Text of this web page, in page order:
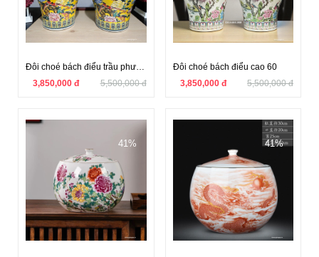
Đôi choé bách điểu trầu phượng
3,850,000 đ
5,500,000 đ
Đôi choé bách điểu cao 60
3,850,000 đ
5,500,000 đ
41% 41%